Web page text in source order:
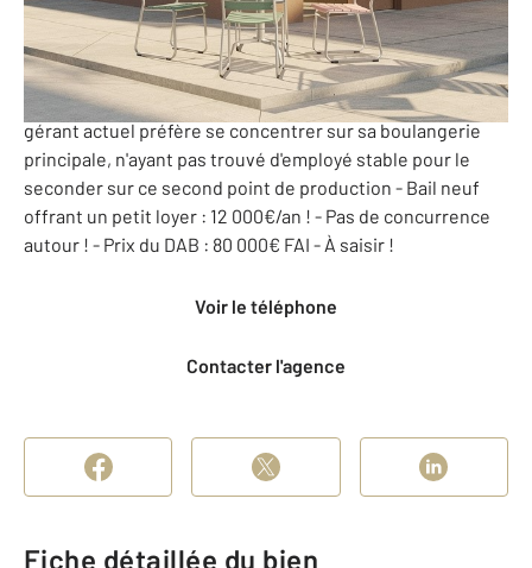
cette boulangerie très bien placée dans un quartier de
Nice-Ouest. Le bail est neuf - L'équipement de la
boulangerie est complet - La boulangerie bénéficie aussi
d'une terrasse - Idéale pour une première installation. Le
gérant actuel préfère se concentrer sur sa boulangerie
principale, n'ayant pas trouvé d'employé stable pour le
seconder sur ce second point de production - Bail neuf
offrant un petit loyer : 12 000€/an ! - Pas de concurrence
autour ! - Prix du DAB : 80 000€ FAI - À saisir !
Voir le téléphone
Contacter l'agence
Fiche détaillée du bien